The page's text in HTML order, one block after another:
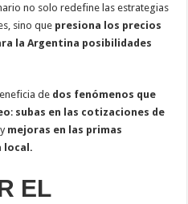
no solo redefine las estrategias
sino que presiona los precios
la Argentina posibilidades
de dos fenómenos que
: subas en las cotizaciones de
y mejoras en las primas
local.
EL